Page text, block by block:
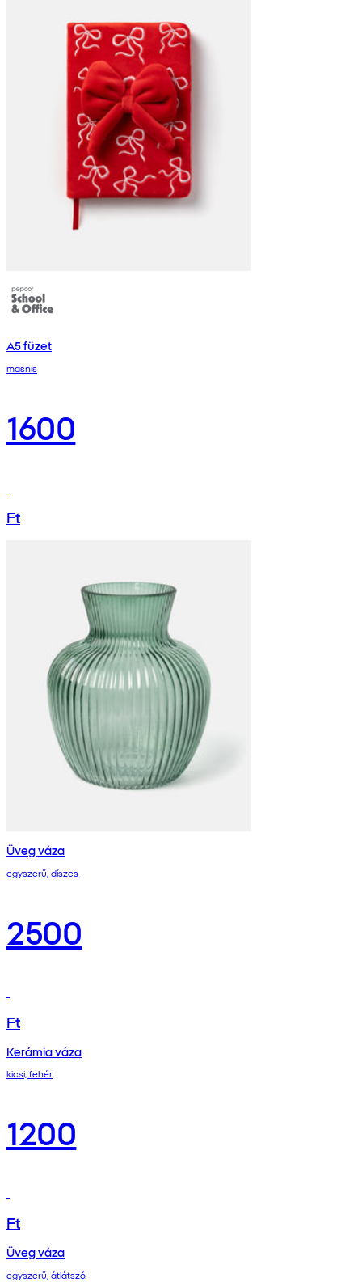
A5 füzet
masnis
1600
Ft
Üveg váza
egyszerű, díszes
2500
Ft
Kerámia váza
kicsi, fehér
1200
Ft
Üveg váza
egyszerű, átlátszó